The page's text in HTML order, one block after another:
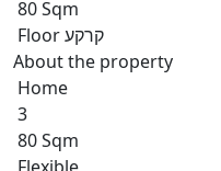
80 Sqm
Floor קרקע
About the property
Home
3
80 Sqm